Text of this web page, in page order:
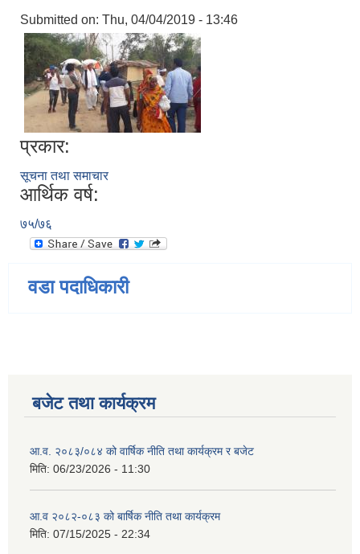
Submitted on: Thu, 04/04/2019 - 13:46
प्रकार:
सूचना तथा समाचार
आर्थिक वर्ष:
७५/७६
वडा पदाधिकारी
बजेट तथा कार्यक्रम
आ.व. २०८३/०८४ को वार्षिक नीति तथा कार्यक्रम र बजेट
मिति: 06/23/2026 - 11:30
आ.व २०८२-०८३ को बार्षिक नीति तथा कार्यक्रम
मिति: 07/15/2025 - 22:34